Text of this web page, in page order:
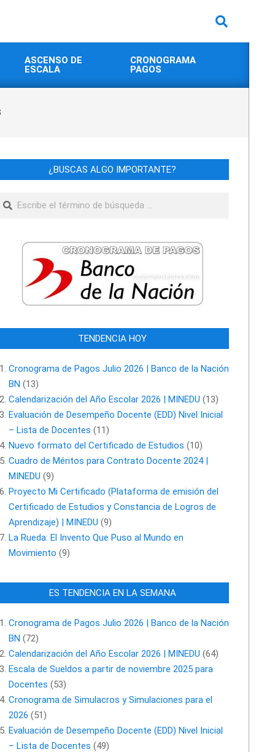
Buscar
ASCENSO DE
ESCALA
CRONOGRAMA
PAGOS
¿BUSCAS ALGO IMPORTANTE?
TENDENCIA HOY
Cronograma de Pagos Julio 2026 | Banco de la Nación
BN (13)
Calendarización del Año Escolar 2026 | MINEDU (13)
Evaluación de Desempeño Docente (EDD) Nivel Inicial
– Lista de Docentes (11)
Nuevo formato del Certificado de Estudios (10)
Cuadro de Méritos para Contrato Docente 2024 |
MINEDU (9)
Proyecto Mi Certificado (Plataforma de emisión del
Certificado de Estudios y Constancia de Logros de
Aprendizaje) | MINEDU (9)
La Rueda: El Invento Que Puso al Mundo en
Movimiento (9)
ES TENDENCIA EN LA SEMANA
Cronograma de Pagos Julio 2026 | Banco de la Nación
BN (72)
Calendarización del Año Escolar 2026 | MINEDU (64)
Escala de Sueldos a partir de noviembre 2025 para
Docentes (53)
Cronograma de Simulacros y Simulaciones para el
2026 (51)
Evaluación de Desempeño Docente (EDD) Nivel Inicial
– Lista de Docentes (49)